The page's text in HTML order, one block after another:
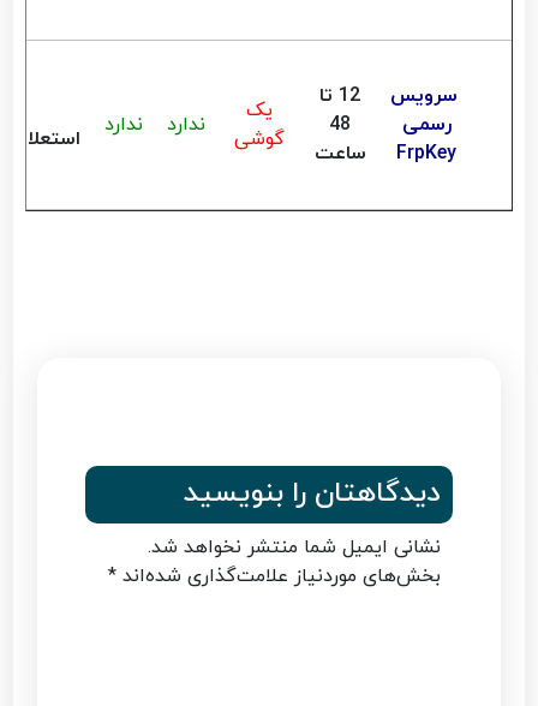
سرویس
رسمی
FrpKey
12 تا
48
ساعت
یک
گوشی
ندارد ندارد
استعلام
دیدگاهتان را بنویسید
نشانی ایمیل شما منتشر نخواهد شد.
بخش‌های موردنیاز علامت‌گذاری شده‌اند*